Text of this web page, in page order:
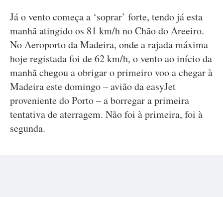
Já o vento começa a ‘soprar’ forte, tendo já esta
manhã atingido os 81 km/h no Chão do Areeiro.
No Aeroporto da Madeira, onde a rajada máxima
hoje registada foi de 62 km/h, o vento ao início da
manhã chegou a obrigar o primeiro voo a chegar à
Madeira este domingo – avião da easyJet
proveniente do Porto – a borregar a primeira
tentativa de aterragem. Não foi à primeira, foi à
segunda.